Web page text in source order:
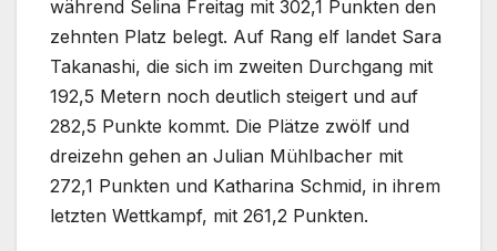
während Selina Freitag mit 302,1 Punkten den
zehnten Platz belegt. Auf Rang elf landet Sara
Takanashi, die sich im zweiten Durchgang mit
192,5 Metern noch deutlich steigert und auf
282,5 Punkte kommt. Die Plätze zwölf und
dreizehn gehen an Julian Mühlbacher mit
272,1 Punkten und Katharina Schmid, in ihrem
letzten Wettkampf, mit 261,2 Punkten.